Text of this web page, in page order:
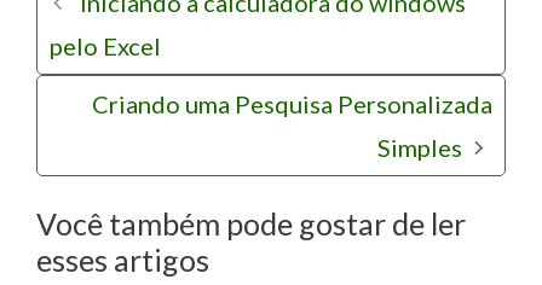
r
s
v
a
ç
ã
pelo Excel
Criando uma Pesquisa Personalizada
Simples
Você também pode gostar de ler
esses artigos